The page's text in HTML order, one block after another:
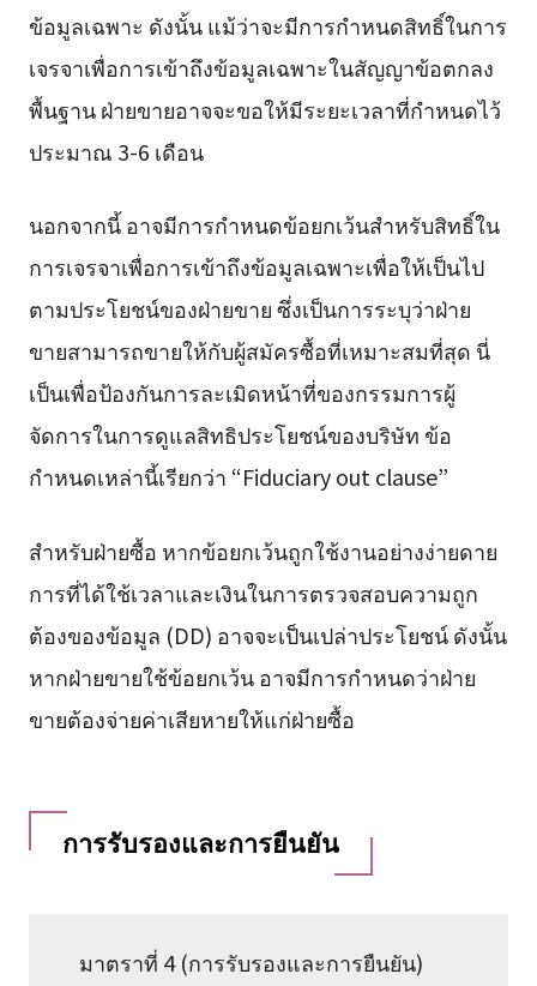
ข้อมูลเฉพาะ ดังนั้น แม้ว่าจะมีการกำหนดสิทธิ์ในการ
เจรจาเพื่อการเข้าถึงข้อมูลเฉพาะในสัญญาข้อตกลง
พื้นฐาน ฝ่ายขายอาจจะขอให้มีระยะเวลาที่กำหนดไว้
ประมาณ 3-6 เดือน
นอกจากนี้ อาจมีการกำหนดข้อยกเว้นสำหรับสิทธิ์ใน
การเจรจาเพื่อการเข้าถึงข้อมูลเฉพาะเพื่อให้เป็นไป
ตามประโยชน์ของฝ่ายขาย ซึ่งเป็นการระบุว่าฝ่าย
ขายสามารถขายให้กับผู้สมัครซื้อที่เหมาะสมที่สุด นี่
เป็นเพื่อป้องกันการละเมิดหน้าที่ของกรรมการผู้
จัดการในการดูแลสิทธิประโยชน์ของบริษัท ข้อ
กำหนดเหล่านี้เรียกว่า “Fiduciary out clause”
สำหรับฝ่ายซื้อ หากข้อยกเว้นถูกใช้งานอย่างง่ายดาย
การที่ได้ใช้เวลาและเงินในการตรวจสอบความถูก
ต้องของข้อมูล (DD) อาจจะเป็นเปล่าประโยชน์ ดังนั้น
หากฝ่ายขายใช้ข้อยกเว้น อาจมีการกำหนดว่าฝ่าย
ขายต้องจ่ายค่าเสียหายให้แก่ฝ่ายซื้อ
การรับรองและการยืนยัน
มาตราที่ 4 (การรับรองและการยืนยัน)